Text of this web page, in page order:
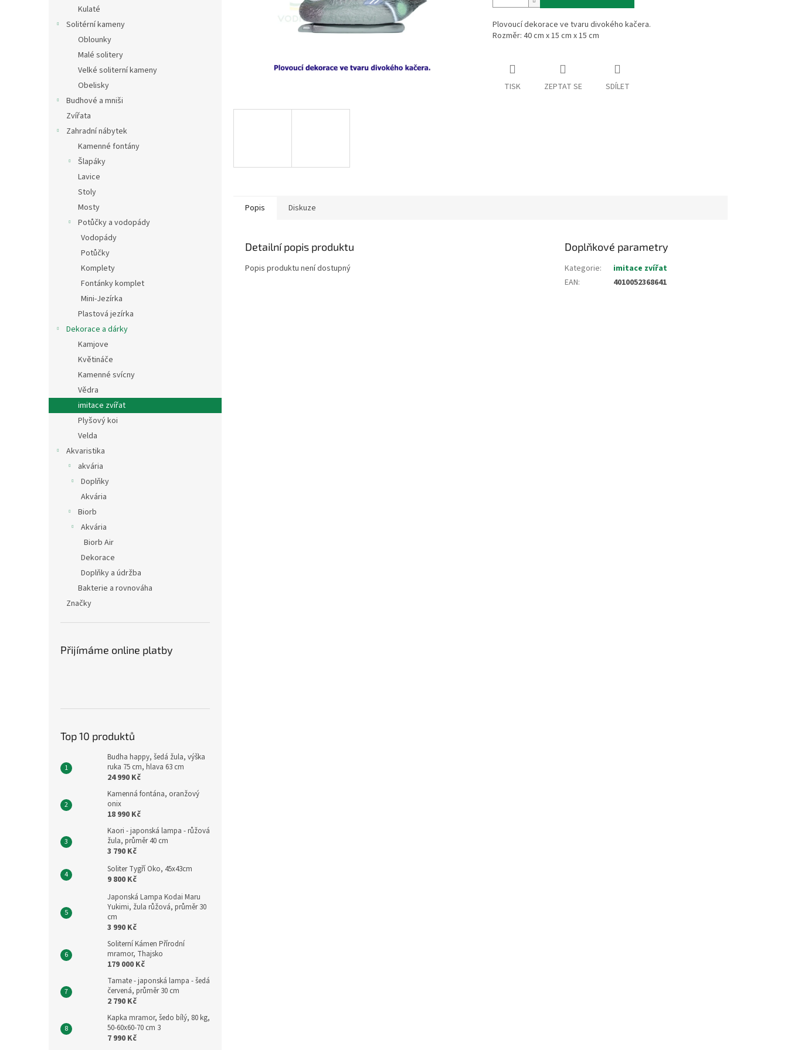
Kulaté
Solitérní kameny
Oblounky
Malé solitery
Velké soliterní kameny
Obelisky
Budhové a mniši
Zvířata
Zahradní nábytek
Kamenné fontány
Šlapáky
Lavice
Stoly
Mosty
Potůčky a vodopády
Vodopády
Potůčky
Komplety
Fontánky komplet
Mini-Jezírka
Plastová jezírka
Dekorace a dárky
Kamjove
Květináče
Kamenné svícny
Vědra
imitace zvířat
Plyšový koi
Velda
Akvaristika
akvária
Doplňky
Akvária
Biorb
Akvária
Biorb Air
Dekorace
Doplňky a údržba
Bakterie a rovnováha
Značky
Přijímáme online platby
Top 10 produktů
Budha happy, šedá žula, výška
ruka 75 cm, hlava 63 cm
24 990 Kč
Kamenná fontána, oranžový
onix
18 990 Kč
Kaori - japonská lampa - růžová
žula, průměr 40 cm
3 790 Kč
Soliter Tygří Oko, 45x43cm
9 800 Kč
Japonská Lampa Kodai Maru
Yukimi, žula růžová, průměr 30
cm
3 990 Kč
Soliterní Kámen Přírodní
mramor, Thajsko
179 000 Kč
Tamate - japonská lampa - šedá
červená, průměr 30 cm
2 790 Kč
Kapka mramor, šedo bílý, 80 kg,
50-60x60-70 cm 3
7 990 Kč
Plovoucí dekorace ve tvaru divokého kačera.
Rozměr: 40 cm x 15 cm x 15 cm
TISK ZEPTAT SE SDÍLET
Popis Diskuze
Detailní popis produktu
Popis produktu není dostupný
Doplňkové parametry
Kategorie:
imitace zvířat
EAN: 4010052368641